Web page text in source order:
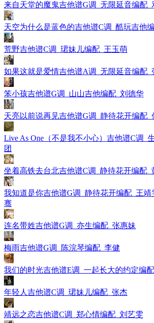
来自天堂的魔鬼吉他谱G调_无限延音编配_
天空为什么是蓝色的吉他谱C调_酷玩吉他
荒野吉他谱C调_珺妹儿编配_王玉萌
如果这就是爱情吉他谱A调_无限延音编配_
笨小孩吉他谱G调_山山吉他编配_刘德华
天亮以前说再见吉他谱G调_静待花开编配_
Live As One（不是我不小心）吉他谱C调_
团
坐着高铁去台北吉他谱C调_静待花开编配_
我知道是你吉他谱G调_静待花开编配_王靖
骞
连名带姓吉他谱G调_亦生编配_张惠妹
梅雨吉他谱G调_陈浣琴编配_李健
我们的时光吉他谱E调_一起长大的约定编
年轻人吉他谱C调_珺妹儿编配_张杰
靖远之恋吉他谱C调_郑心情编配_刘艺雯